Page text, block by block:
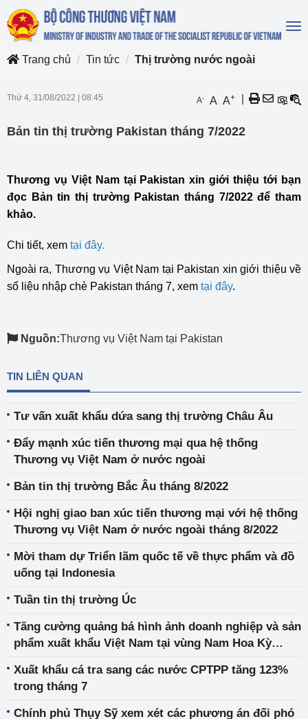
Trang chủ
Tin tức Thị trường nước ngoài
Thứ 4, 31/08/2022 08:45 A- A A+
Bản tin thị trường Pakistan tháng 7/2022
Thương vụ Việt Nam tại Pakistan xin giới thiệu tới bạn
đọc Bản tin thị trường Pakistan tháng 7/2022 để tham
khảo.
Chi tiết, xem tại đây.
Ngoài ra, Thương vụ Việt Nam tại Pakistan xin giới thiệu về
số liệu nhập chè Pakistan tháng 7, xem tại đây.
Nguồn:Thương vụ Việt Nam tại Pakistan
TIN LIÊN QUAN
Tư vấn xuất khẩu dứa sang thị trường Châu Âu
Đẩy mạnh xúc tiến thương mại qua hệ thống
Thương vụ Việt Nam ở nước ngoài
Bản tin thị trường Bắc Âu tháng 8/2022
Hội nghị giao ban xúc tiến thương mại với hệ thống
Thương vụ Việt Nam ở nước ngoài tháng 8/2022
Mời tham dự Triển lãm quốc tế về thực phẩm và đồ
uống tại Indonesia
Tuần tin thị trường Úc
Tăng cường quảng bá hình ảnh doanh nghiệp và sản
phẩm xuất khẩu Việt Nam tại vùng Nam Hoa Kỳ
Xuất khẩu cá tra sang các nước CPTPP tăng 123%
trong tháng 7
Chính phủ Thụy Sỹ xem xét các phương án đối phó